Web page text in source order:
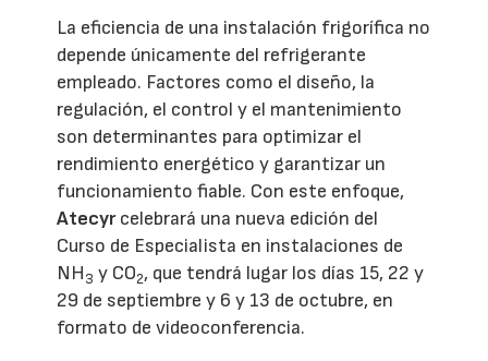
La eficiencia de una instalación frigorífica no
depende únicamente del refrigerante
empleado. Factores como el diseño, la
regulación, el control y el mantenimiento
son determinantes para optimizar el
rendimiento energético y garantizar un
funcionamiento fiable. Con este enfoque,
Atecyrcelebrará una nueva edición del
Curso de Especialista en instalaciones de
NH3 y CO2, que tendrá lugar los días 15, 22 y
29 de septiembre y 6 y 13 de octubre, en
formato de videoconferencia.